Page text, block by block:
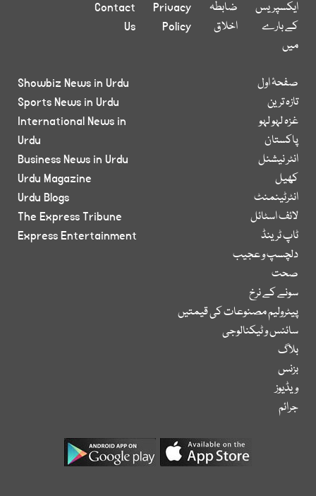
ایکسپریس
کے بارے
میں
ضابطہ
اخلاق
Privacy
Policy
Contact
Us
صفحۂ اول
تازہ ترین
غزہ لہو لہو
پاکستان
انٹر نیشنل
کھیل
انٹرٹینمنٹ
لائف اسٹائل
ٹاپ ٹرینڈ
دلچسپ و عجیب
صحت
سونے کے نرخ
پیٹرولیم مصنوعات کی قیمتیں
سائنس و ٹیکنالوجی
بلاگ
بزنس
ویڈیوز
جرائم
Showbiz News in Urdu
Sports News in Urdu
International News in
Urdu
Business News in Urdu
Urdu Magazine
Urdu Blogs
The Express Tribune
Express Entertainment